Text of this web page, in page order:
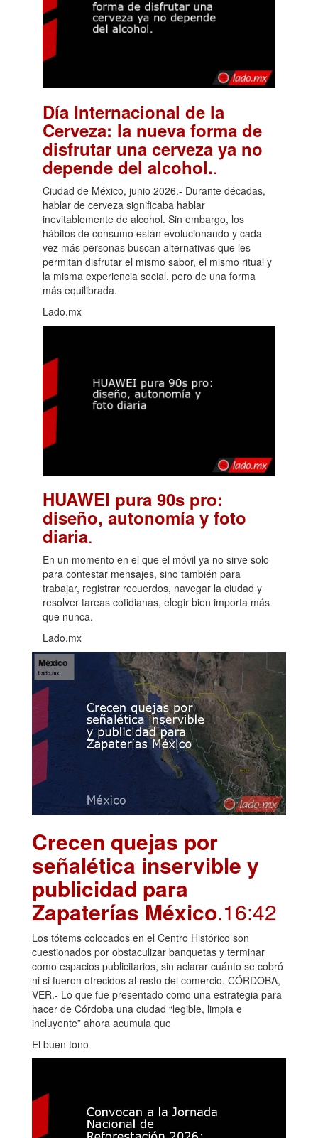
Día Internacional de la
Cerveza: la nueva forma de
disfrutar una cerveza ya no
depende del alcohol..
Ciudad de México, junio 2026.- Durante décadas,
hablar de cerveza significaba hablar
inevitablemente de alcohol. Sin embargo, los
hábitos de consumo están evolucionando y cada
vez más personas buscan alternativas que les
permitan disfrutar el mismo sabor, el mismo ritual y
la misma experiencia social, pero de una forma
más equilibrada.
Lado.mx
HUAWEI pura 90s pro:
diseño, autonomía y foto
diaria.
En un momento en el que el móvil ya no sirve solo
para contestar mensajes, sino también para
trabajar, registrar recuerdos, navegar la ciudad y
resolver tareas cotidianas, elegir bien importa más
que nunca.
Lado.mx
Crecen quejas por
señalética inservible y
publicidad para
Zapaterías México.16:42
Los tótems colocados en el Centro Histórico son
cuestionados por obstaculizar banquetas y terminar
como espacios publicitarios, sin aclarar cuánto se cobró
ni si fueron ofrecidos al resto del comercio. CÓRDOBA,
VER.- Lo que fue presentado como una estrategia para
hacer de Córdoba una ciudad “legible, limpia e
incluyente” ahora acumula que
El buen tono